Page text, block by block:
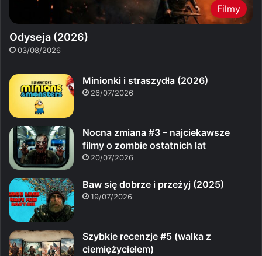
Filmy
Odyseja (2026)
03/08/2026
Minionki i straszydła (2026)
26/07/2026
Nocna zmiana #3 – najciekawsze
filmy o zombie ostatnich lat
20/07/2026
Baw się dobrze i przeżyj (2025)
19/07/2026
Szybkie recenzje #5 (walka z
ciemiężycielem)